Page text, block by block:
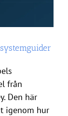
från
Den här
igenom hur